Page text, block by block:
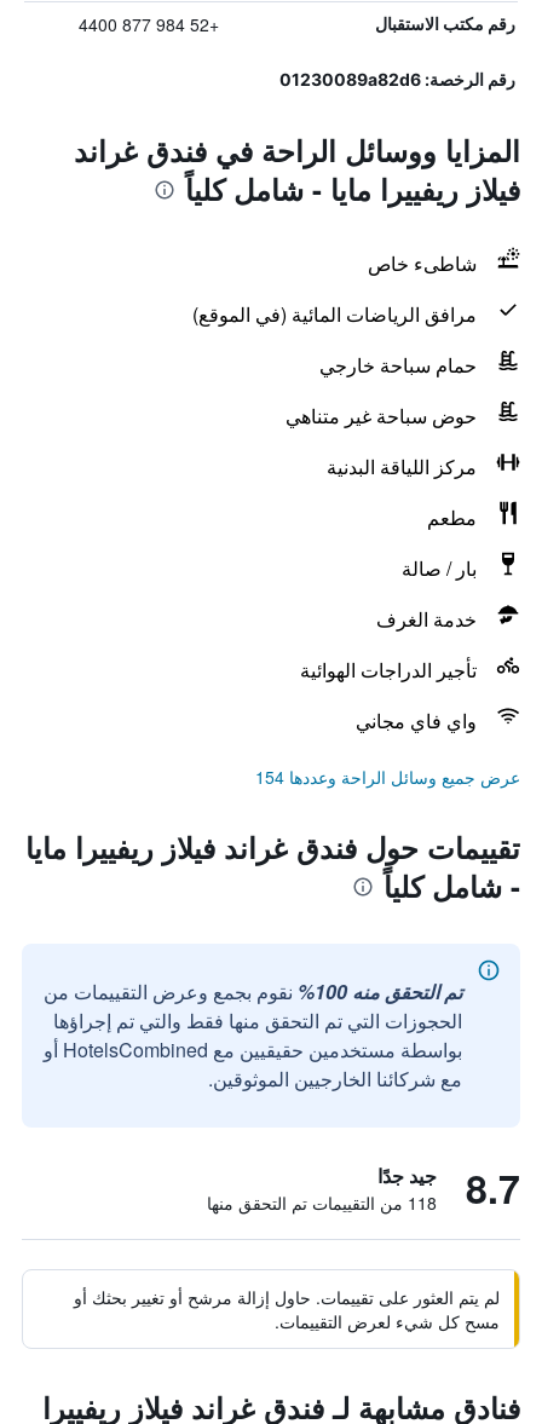
رقم مكتب الاستقبال +52 984 877 4400
رقم الرخصة: 01230089a82d6
المزايا ووسائل الراحة في فندق غراند
فيلاز ريفييرا مايا - شامل كلياً
شاطىء خاص
مرافق الرياضات المائية (في الموقع)
حمام سباحة خارجي
حوض سباحة غير متناهي
مركز اللياقة البدنية
مطعم
بار / صالة
خدمة الغرف
تأجير الدراجات الهوائية
واي فاي مجاني
عرض جميع وسائل الراحة وعددها 154
تقييمات حول فندق غراند فيلاز ريفييرا مايا
- شامل كلياً
تم التحقق منه 100%
نقوم بجمع وعرض التقييمات من
الحجوزات التي تم التحقق منها فقط والتي تم إجراؤها
بواسطة مستخدمين حقيقيين مع HotelsCombined أو
مع شركائنا الخارجيين الموثوقين.
8.7 جيد جدًا
118 من التقييمات تم التحقق منها
لم يتم العثور على تقييمات. حاول إزالة مرشح أو تغيير بحثك أو
مسح كل شيء لعرض التقييمات.
فنادق مشابهة لـ فندق غراند فيلاز ريفييرا